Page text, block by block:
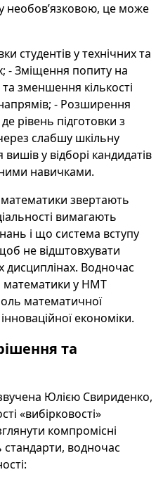
необов’язковою, це може
студентів у технічних та
- Зміщення попиту на
та зменшення кількості
напрямів; - Розширення
рівень підготовки з
слабшу шкільну
у відборі кандидатів
навичками.
звертають
вимагають
і що система вступу
не відштовхувати
дисциплінах. Водночас
математики у НМТ
математичної
економіки.
та
Юлією Свириденко,
«вибірковості»
компромісні
водночас